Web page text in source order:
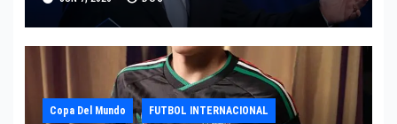
Copa Del Mundo FUTBOL INTERNACIONAL